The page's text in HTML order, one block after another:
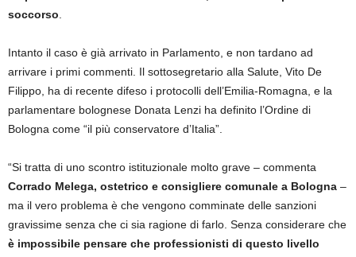
soccorso
Intanto il caso è già arrivato in Parlamento, e non tardano ad
arrivare i primi commenti. Il sottosegretario alla Salute, Vito De
Filippo, ha di recente difeso i protocolli dell’Emilia-Romagna, e la
parlamentare bolognese Donata Lenzi ha definito l’Ordine di
Bologna come “il più conservatore d’Italia”.
“Si tratta di uno scontro istituzionale molto grave – commenta
Corrado Melega, ostetrico e consigliere comunale a Bologna –
ma il vero problema è che vengono comminate delle sanzioni
gravissime senza che ci sia ragione di farlo. Senza considerare che
è impossibile pensare che professionisti di questo livello